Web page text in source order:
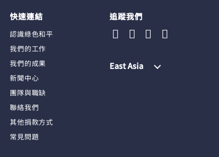
快速連結
認識綠色和平
我們的工作
我們的成果
新聞中心
團隊與職缺
聯絡我們
其他捐款方式
常見問題
追蹤我們
East Asia